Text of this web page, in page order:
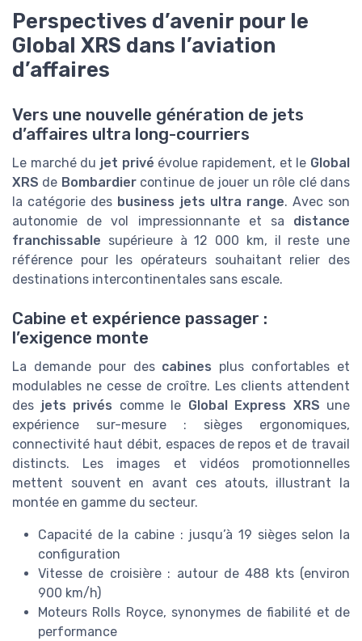
Perspectives d’avenir pour le
Global XRS dans l’aviation
d’affaires
Vers une nouvelle génération de jets
d’affaires ultra long-courriers
Le marché du jet privé évolue rapidement, et le Global
XRS de Bombardiercontinue de jouer un rôle clé dans
la catégorie des business jets ultra range. Avec son
autonomie de vol impressionnante et sa distance
franchissable supérieure à 12 000 km, il reste une
référence pour les opérateurs souhaitant relier des
destinations intercontinentales sans escale.
Cabine et expérience passager :
l’exigence monte
La demande pour des cabines plus confortables et
modulables ne cesse de croître. Les clients attendent
des jets privés comme le Global Express XRS une
expérience sur-mesure : sièges ergonomiques,
connectivité haut débit, espaces de repos et de travail
distincts. Les images et vidéos promotionnelles
mettent souvent en avant ces atouts, illustrant la
montée en gamme du secteur.
Capacité de la cabine : jusqu’à 19 sièges selon la
configuration
Vitesse de croisière : autour de 488 kts (environ
900 km/h)
Moteurs Rolls Royce, synonymes de fiabilité et de
performance